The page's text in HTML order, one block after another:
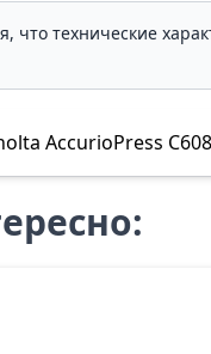
что технические
AccurioPress